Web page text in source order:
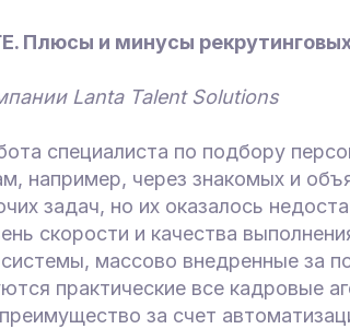
и минусы
Lanta Talent Solutions
специалиста по подбору
например, через знакомых и
задач, но их оказалось
скорости и качества
массово внедренные за
практические все кадровые
за счет